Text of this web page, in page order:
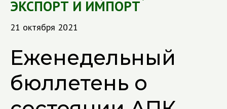
ЭКСПОРТ И ИМПОРТ
21 октября 2021
Еженедельный
бюллетень о